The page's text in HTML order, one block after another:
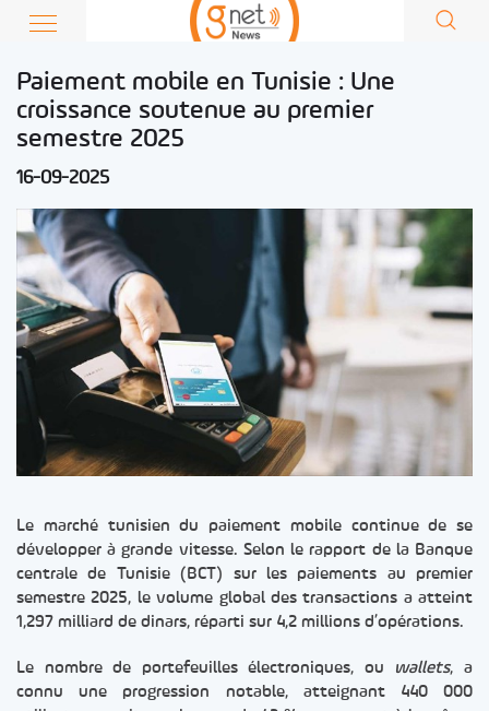
Paiement mobile en Tunisie : Une
croissance soutenue au premier
semestre 2025
16-09-2025
Le marché tunisien du paiement mobile continue de se
développer à grande vitesse. Selon le rapport de la Banque
centrale de Tunisie (BCT) sur les paiements au premier
semestre 2025, le volume global des transactions a atteint
1,297 milliard de dinars, réparti sur 4,2 millions d’opérations.
Le nombre de portefeuilles électroniques, ou wallets, a
connu une progression notable, atteignant 440 000